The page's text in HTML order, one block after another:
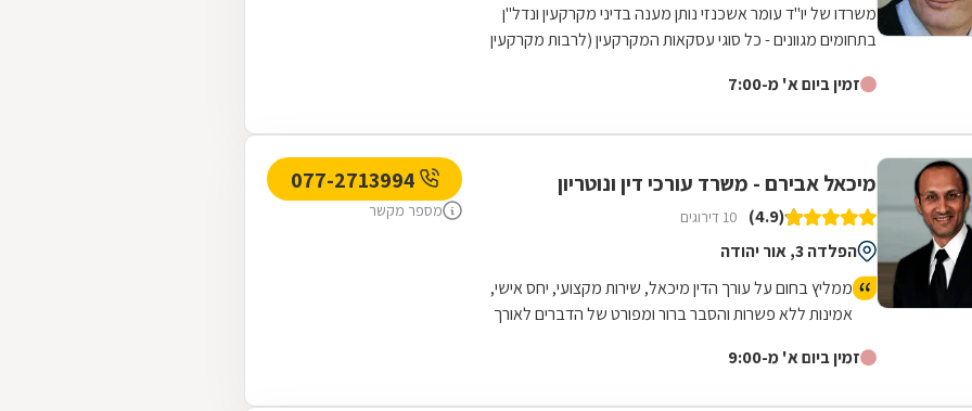
משרדו של יו"ד עומר אשכנזי נותן מענה בדיני מקרקעין ונדל"ן
בתחומים מגוונים - כל סוגי עסקאות המקרקעין (לרבות מקרקעין
זמין ביום א' מ-7:00
מיכאל אבירם - משרד עורכי דין ונוטריון
(4.9) 10 דירוגים
הפלדה 3, אור יהודה
ממליץ בחום על עורך הדין מיכאל, שירות מקצועי, יחס אישי,
אמינות ללא פשרות והסבר ברור ומפורט של הדברים לאורך
זמין ביום א' מ-9:00
מספר מקשר